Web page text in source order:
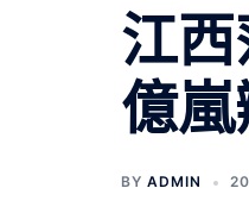
江西
億嵐
BY ADMIN
文
章
導
覽